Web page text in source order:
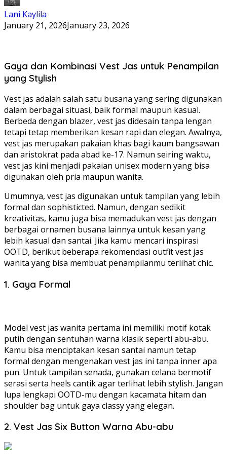
Lani Kaylila
January 21, 2026January 23, 2026
Gaya dan Kombinasi Vest Jas untuk Penampilan
yang Stylish
Vest jas adalah salah satu busana yang sering digunakan
dalam berbagai situasi, baik formal maupun kasual.
Berbeda dengan blazer, vest jas didesain tanpa lengan
tetapi tetap memberikan kesan rapi dan elegan. Awalnya,
vest jas merupakan pakaian khas bagi kaum bangsawan
dan aristokrat pada abad ke-17. Namun seiring waktu,
vest jas kini menjadi pakaian unisex modern yang bisa
digunakan oleh pria maupun wanita.
Umumnya, vest jas digunakan untuk tampilan yang lebih
formal dan sophisticted. Namun, dengan sedikit
kreativitas, kamu juga bisa memadukan vest jas dengan
berbagai ornamen busana lainnya untuk kesan yang
lebih kasual dan santai. Jika kamu mencari inspirasi
OOTD, berikut beberapa rekomendasi outfit vest jas
wanita yang bisa membuat penampilanmu terlihat chic.
1. Gaya Formal
Model vest jas wanita pertama ini memiliki motif kotak
putih dengan sentuhan warna klasik seperti abu-abu.
Kamu bisa menciptakan kesan santai namun tetap
formal dengan mengenakan vest jas ini tanpa inner apa
pun. Untuk tampilan senada, gunakan celana bermotif
serasi serta heels cantik agar terlihat lebih stylish. Jangan
lupa lengkapi OOTD-mu dengan kacamata hitam dan
shoulder bag untuk gaya classy yang elegan.
2. Vest Jas Six Button Warna Abu-abu